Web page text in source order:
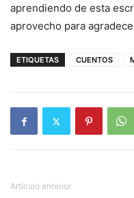
aprendiendo de esta
aprovecho para
ETIQUETAS CUENTOS
Artículo anterior